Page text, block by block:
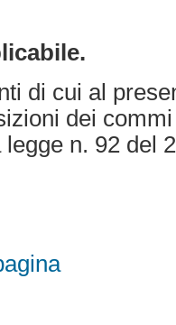
di cui al
dei
legge n. 92 del